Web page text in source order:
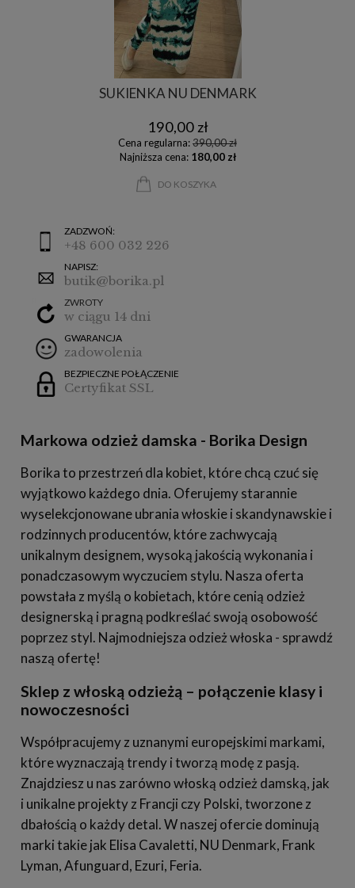
SUKIENKA NU DENMARK
190,00 zł
Cena regularna:390,00 zł
Najniższa cena: 180,00 zł
DO KOSZYKA
ZADZWOŃ:
+48 600 032 226
NAPISZ:
butik@borika.pl
ZWROTY
w ciągu 14 dni
GWARANCJA
zadowolenia
BEZPIECZNE POŁĄCZENIE
Certyfikat SSL
Markowa odzież damska - Borika Design
Borika to przestrzeń dla kobiet, które chcą czuć się
wyjątkowo każdego dnia. Oferujemy starannie
wyselekcjonowane ubrania włoskie i skandynawskie i
rodzinnych producentów, które zachwycają
unikalnym designem, wysoką jakością wykonania i
ponadczasowym wyczuciem stylu. Nasza oferta
powstała z myślą o kobietach, które cenią odzież
designerską i pragną podkreślać swoją osobowość
poprzez styl. Najmodniejsza odzież włoska - sprawdź
naszą ofertę!
Sklep z włoską odzieżą – połączenie klasy i
nowoczesności
Współpracujemy z uznanymi europejskimi markami,
które wyznaczają trendy i tworzą modę z pasją.
Znajdziesz u nas zarówno włoską odzież damską, jak
i unikalne projekty z Francji czy Polski, tworzone z
dbałością o każdy detal. W naszej ofercie dominują
marki takie jak Elisa Cavaletti, NU Denmark, Frank
Lyman, Afunguard, Ezuri, Feria.